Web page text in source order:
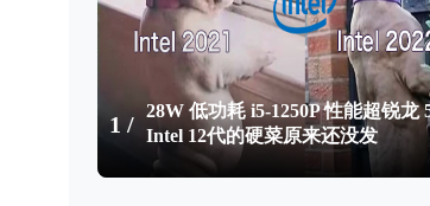
1 /
28W 低功耗 i5-1250P 性能超锐龙
Intel 12代的硬菜原来还没发